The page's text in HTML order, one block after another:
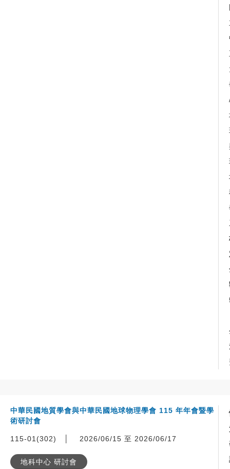
中華⺠國地質學會與中華⺠國地球物理學會 115 年年會暨學
術研討會
115-01(302) 2026/06/15 至 2026/06/17
地科中心 研討會